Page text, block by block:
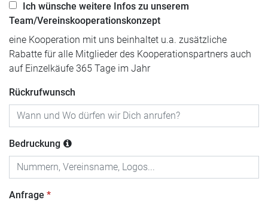
Ich wünsche weitere Infos zu unserem
Team/Vereinskooperationskonzept
eine Kooperation mit uns beinhaltet u.a. zusätzliche
Rabatte für alle Mitglieder des Kooperationspartners auch
auf Einzelkäufe 365 Tage im Jahr
Rückrufwunsch
Bedruckung
Anfrage